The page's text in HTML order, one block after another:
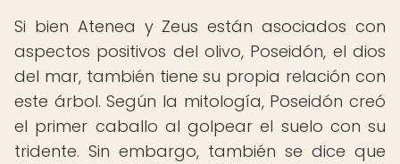
Si bien Atenea y Zeus están asociados con
aspectos positivos del olivo, Poseidón, el dios
del mar, también tiene su propia relación con
este árbol. Según la mitología, Poseidón creó
el primer caballo al golpear el suelo con su
tridente. Sin embargo, también se dice que